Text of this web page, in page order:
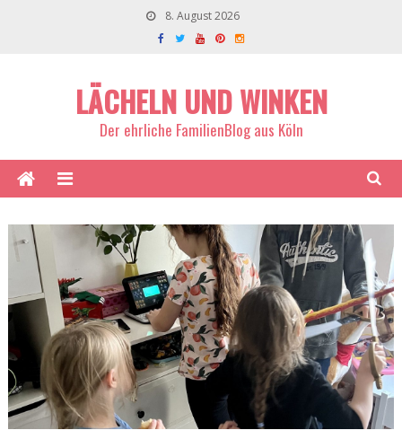
8. August 2026
LÄCHELN UND WINKEN
Der ehrliche FamilienBlog aus Köln